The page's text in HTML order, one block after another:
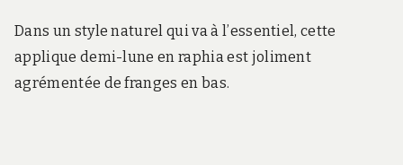
Dans un style naturel qui va à l’essentiel, cette
applique demi-lune en raphia est joliment
agrémentée de franges en bas.